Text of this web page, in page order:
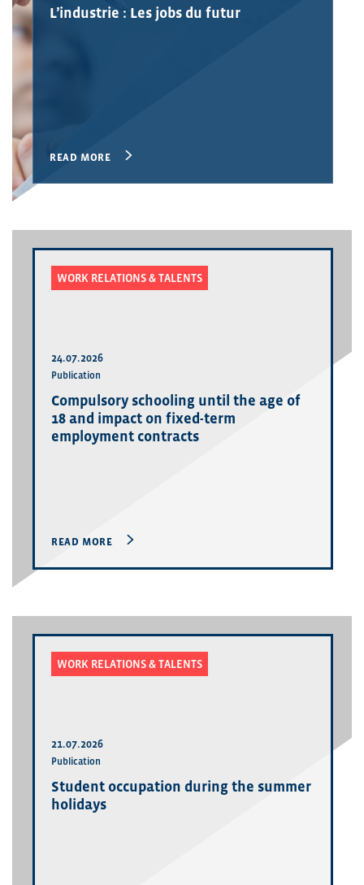
L’industrie : Les jobs du futur
READ MORE
WORK RELATIONS & TALENTS
24.07.2026
Publication
Compulsory schooling until the age of
18 and impact on fixed-term
employment contracts
READ MORE
WORK RELATIONS & TALENTS
21.07.2026
Publication
Student occupation during the summer
holidays